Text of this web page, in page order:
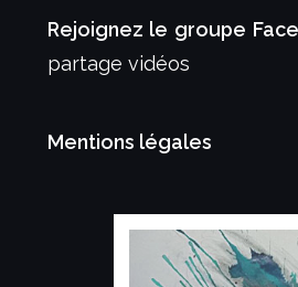
Rejoignez le groupe
partage vidéos
Mentions légales